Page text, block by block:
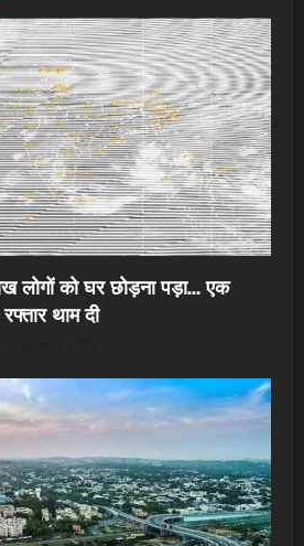
लोगों को घर छोड़ना पड़ा… एक
थाम दी